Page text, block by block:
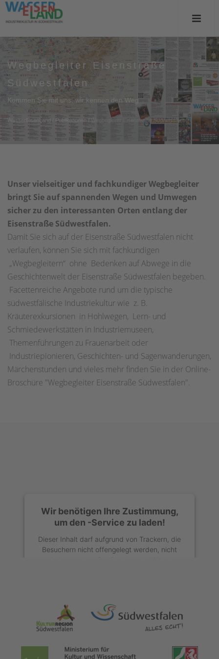
Wegbegleiter Eisenstraße
Südwestfalen
Kommen Sie mit uns, wir kennen den Weg
WasserEisenLand Publikationen / Wegbegleiter Eisenstraße Südwestfalen
Unser vielseitiger und fachkundiger Wegbegleiter
bringt Sie auf spannenden Wegen und Umwegen
sicher zu den interessanten Orten entlang der
Eisenstraße Südwestfalen.
Damit Sie sich auf der Eisenstraße Südwestfalen nicht
verlaufen, können Sie sich mit fachkundigen
„Wegbegleitern“ ohne Bedenken auf Abwege in die
Geschichtenwelt der Eisenstraße Südwestfalen begeben.
Facettenreiche Angebote rund um die typische
südwestfälische Industriekultur wie z. B.
Kräuterexkursionen in Hohlwegen, Lern- und
Schmiedewerkstätten in Industriemuseen,
Themenführungen zu Frauenarbeit oder
Industriepionieren, Geschichten- und Sagenwanderungen,
Märchenstunden und vieles mehr finden Sie in der Online-
Broschüre "Wegbegleiter Eisenstraße Südwestfalen".
Wir benötigen Ihre Zustimmung,
um den -Service zu laden!
Dieser Inhalt darf aufgrund von Trackern, die
Besuchern nicht offengelegt werden, nicht
powered byUsercentrics Consent
Management Platform
eRecht24